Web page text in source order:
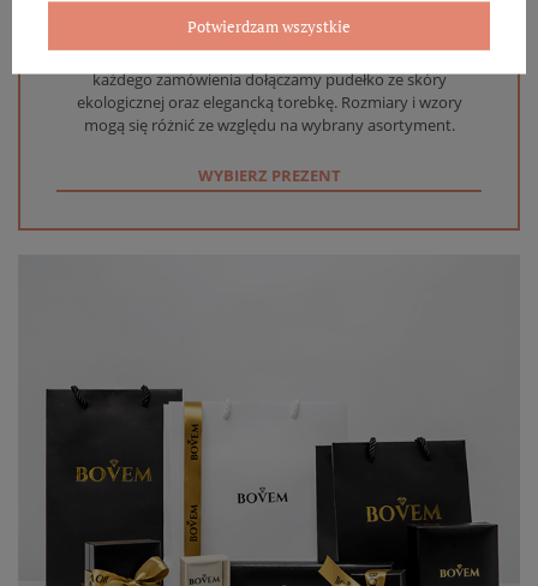
Biżuterię i zegarki zakupione w sklepie internetowym
BOVEM otrzymasz jako gotowy do wręczenia upominek. Do
każdego zamówienia dołączamy pudełko ze skóry
ekologicznej oraz elegancką torebkę. Rozmiary i wzory
mogą się różnić ze względu na wybrany asortyment.
WYBIERZ PREZENT
Potwierdzam wszystkie